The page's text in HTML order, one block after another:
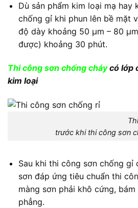
Dù sản phẩm kim loại mạ hay
chống gỉ khi phun lên bề mặt
độ dày khoảng 50 µm – 80
được) khoảng 30 phút.
Thi công sơn chống cháycó lớp
kim loại
Thi công lớp
trước khi thi công sơn
Sau khi thi công sơn chống gỉ
sơn đáp ứng tiêu chuẩn thi
màng sơn phải khô cứng,
phẳng.